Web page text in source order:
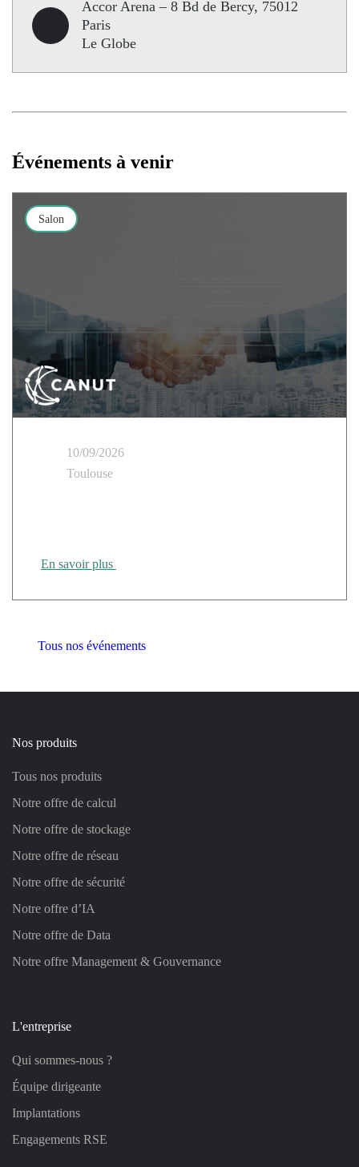
Accor Arena – 8 Bd de Bercy, 75012
Paris
Le Globe
Événements à venir
Salon
10/09/2026
Toulouse
En savoir plus
Tous nos événements
Nos produits
Tous nos produits
Notre offre de calcul
Notre offre de stockage
Notre offre de réseau
Notre offre de sécurité
Notre offre d’IA
Notre offre de Data
Notre offre Management & Gouvernance
L'entreprise
Qui sommes-nous ?
Équipe dirigeante
Implantations
Engagements RSE